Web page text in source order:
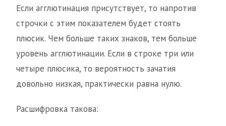
Если агглютинация присутствует, то напротив
строчки с этим показателем будет стоять
плюсик. Чем больше таких знаков, тем больше
уровень агглютинации. Если в строке три или
четыре плюсика, то вероятность зачатия
довольно низкая, практически равна нулю.
Расшифровка такова: